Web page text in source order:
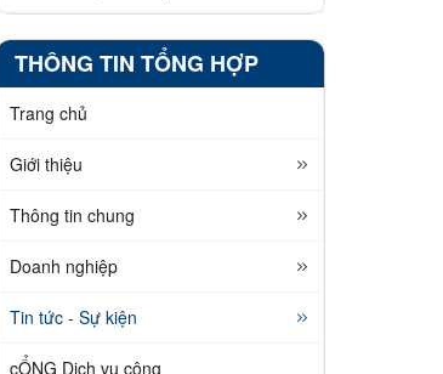
THÔNG TIN TỔNG HỢP
Trang chủ
Giới thiệu
Thông tin chung
Doanh nghiệp
Tin tức - Sự kiện
cỔNG Dịch vụ công